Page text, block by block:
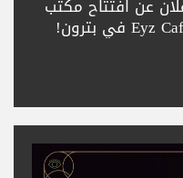
عن افتتاح مكتب
التذاكر الجديد التابع لنا في Eyz Cafe في بترون!
المدينة الجميلة
تذاكر سلس —